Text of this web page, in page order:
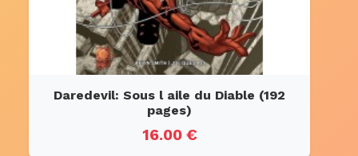
Daredevil: Sous l aile du Diable (192
pages)
16.00 €